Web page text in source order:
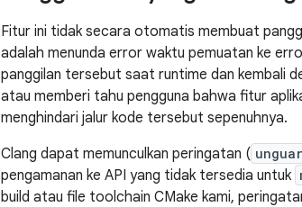
Fitur ini tidak secara otomatis membuat
adalah menunda error waktu pemuatan ke
panggilan tersebut saat runtime dan kembali
atau memberi tahu pengguna bahwa fitur
menghindari jalur kode tersebut sepenuhnya.
Clang dapat memunculkan peringatan (
pengamanan ke API yang tidak tersedia untuk
build atau file toolchain CMake kami,